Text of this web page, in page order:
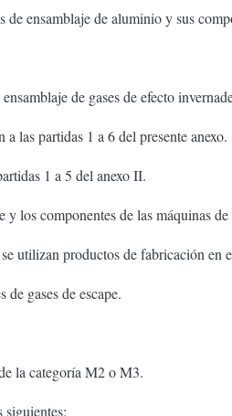
de ensamblaje de aluminio y sus
de gases de efecto
las partidas 1 a 6 del presente anexo.
1 a 5 del anexo II.
los componentes de las máquinas
utilizan productos de fabricación en
de gases de escape.
la categoría M2 o M3.
siguientes: